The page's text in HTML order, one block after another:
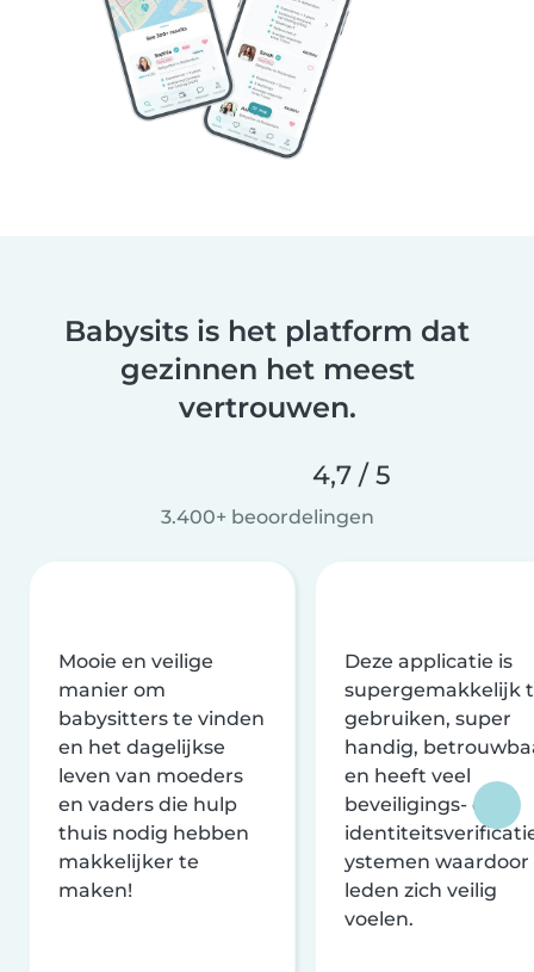
Babysits is het platform dat
gezinnen het meest
vertrouwen.
4,7 / 5
3.400+ beoordelingen
Mooie en veilige
manier om
babysitters te vinden
en het dagelijkse
leven van moeders
en vaders die hulp
thuis nodig hebben
makkelijker te
maken!
Deze applicatie is
supergemakkelijk
gebruiken, super
handig,
en heeft veel
beveiligings- en
ystemen waardoor
leden zich veilig
voelen.